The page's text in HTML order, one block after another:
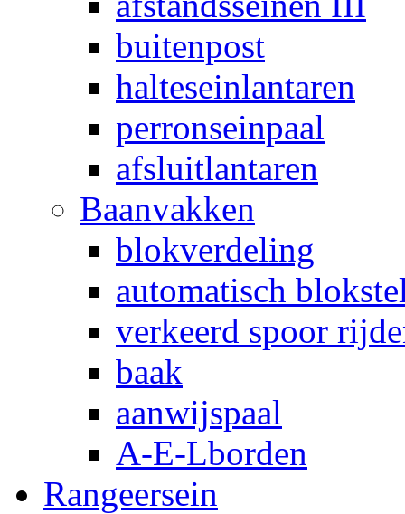
buitenpost
halteseinlantaren
perronseinpaal
afsluitlantaren
Baanvakken
blokverdeling
automatisch
verkeerd spoor
baak
aanwijspaal
A-E-Lborden
Rangeersein